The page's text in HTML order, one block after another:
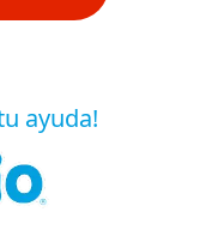
ayuda!